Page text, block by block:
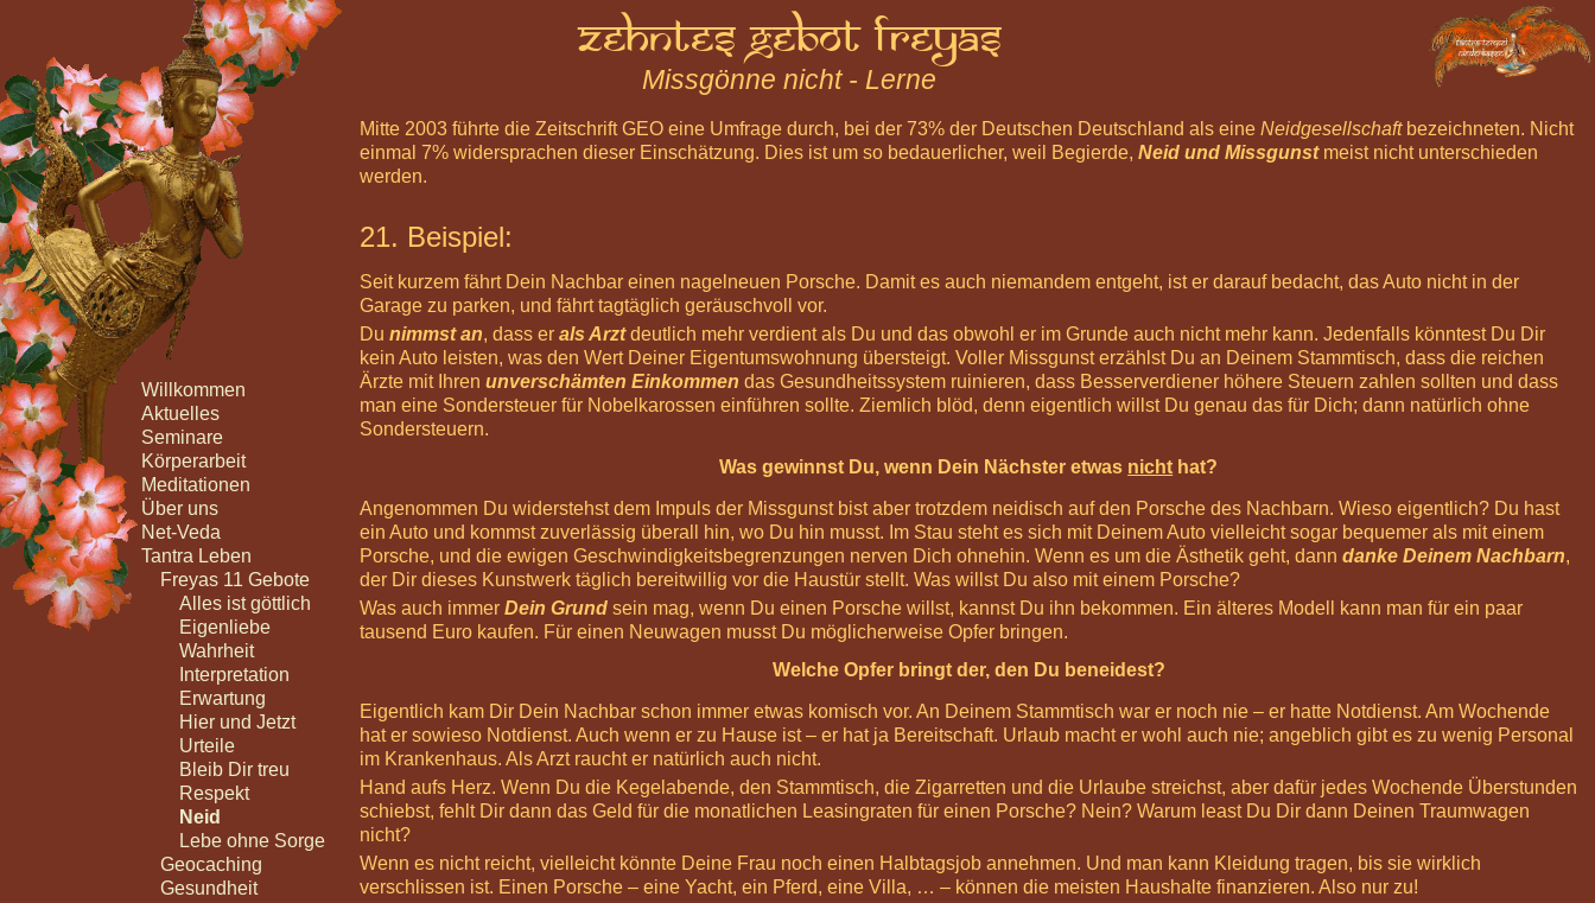
Zehntes Gebot Freyas
Missgönne nicht - Lerne
Mitte 2003 führte die Zeitschrift GEO eine Umfrage durch, bei der 73% der Deutschen Deutschland als eine Neidgesellschaftbezeichneten. Nicht
einmal 7% widersprachen dieser Einschätzung. Dies ist um so bedauerlicher, weil Begierde, Neid und Missgunstmeist nicht unterschieden
werden.
21. Beispiel:
Seit kurzem fährt Dein Nachbar einen nagelneuen Porsche. Damit es auch niemandem entgeht, ist er darauf bedacht, das Auto nicht in der
Garage zu parken, und fährt tagtäglich geräuschvoll vor.
Du nimmst an, dass er als Arztdeutlich mehr verdient als Du und das obwohl er im Grunde auch nicht mehr kann. Jedenfalls könntest Du Dir
kein Auto leisten, was den Wert Deiner Eigentumswohnung übersteigt. Voller Missgunst erzählst Du an Deinem Stammtisch, dass die reichen
Ärzte mit Ihren unverschämten Einkommen das Gesundheitssystem ruinieren, dass Besserverdiener höhere Steuern zahlen sollten und dass
man eine Sondersteuer für Nobelkarossen einführen sollte. Ziemlich blöd, denn eigentlich willst Du genau das für Dich; dann natürlich ohne
Sondersteuern.
Was gewinnst Du, wenn Dein Nächster etwas nicht hat?
Angenommen Du widerstehst dem Impuls der Missgunst bist aber trotzdem neidisch auf den Porsche des Nachbarn. Wieso eigentlich? Du hast
ein Auto und kommst zuverlässig überall hin, wo Du hin musst. Im Stau steht es sich mit Deinem Auto vielleicht sogar bequemer als mit einem
Porsche, und die ewigen Geschwindigkeitsbegrenzungen nerven Dich ohnehin. Wenn es um die Ästhetik geht, dann danke Deinem Nachbarn,
der Dir dieses Kunstwerk täglich bereitwillig vor die Haustür stellt. Was willst Du also mit einem Porsche?
Was auch immer Dein Grund sein mag, wenn Du einen Porsche willst, kannst Du ihn bekommen. Ein älteres Modell kann man für ein paar
tausend Euro kaufen. Für einen Neuwagen musst Du möglicherweise Opfer bringen.
Welche Opfer bringt der, den Du beneidest?
Eigentlich kam Dir Dein Nachbar schon immer etwas komisch vor. An Deinem Stammtisch war er noch nie – er hatte Notdienst. Am Wochende
hat er sowieso Notdienst. Auch wenn er zu Hause ist – er hat ja Bereitschaft. Urlaub macht er wohl auch nie; angeblich gibt es zu wenig Personal
im Krankenhaus. Als Arzt raucht er natürlich auch nicht.
Hand aufs Herz. Wenn Du die Kegelabende, den Stammtisch, die Zigarretten und die Urlaube streichst, aber dafür jedes Wochende Überstunden
schiebst, fehlt Dir dann das Geld für die monatlichen Leasingraten für einen Porsche? Nein? Warum least Du Dir dann Deinen Traumwagen
nicht?
Wenn es nicht reicht, vielleicht könnte Deine Frau noch einen Halbtagsjob annehmen. Und man kann Kleidung tragen, bis sie wirklich
verschlissen ist. Einen Porsche – eine Yacht, ein Pferd, eine Villa, … – können die meisten Haushalte finanzieren. Also nur zu!
Willkommen
Aktuelles
Seminare
Körperarbeit
Meditationen
Über uns
Net-Veda
Tantra Leben
Freyas 11 Gebote
Alles ist göttlich
Eigenliebe
Wahrheit
Interpretation
Erwartung
Hier und Jetzt
Urteile
Bleib Dir treu
Respekt
Neid
Lebe ohne Sorge
Geocaching
Gesundheit